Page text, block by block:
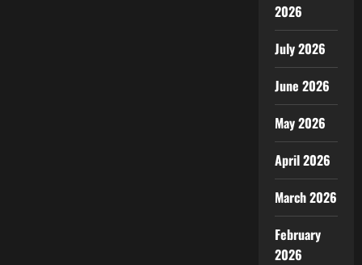
2026
July 2026
June 2026
May 2026
April 2026
March 2026
February
2026